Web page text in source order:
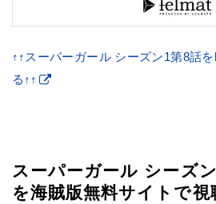
↑↑スーパーガール シーズン1第8話
る↑↑
スーパーガール シーズ
を海賊版無料サイトで